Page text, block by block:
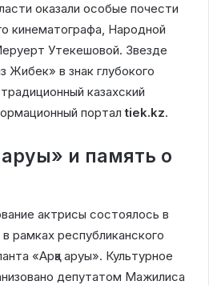
оказали особые почести
кинематографа, Народной
Утекешовой. Звезде
Жибек» в знак глубокого
казахский
порталtiek.kz.
аруы» и память о
актрисы состоялось в
рамках республиканского
«Арқа аруы». Культурное
депутатом Мажилиса